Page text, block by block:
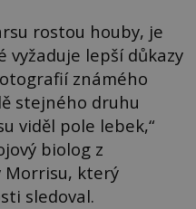
rostou houby, je
lepší důkazy
známého
stejného druhu
viděl pole lebek,“
biolog z
Morrisu, který
sledoval.